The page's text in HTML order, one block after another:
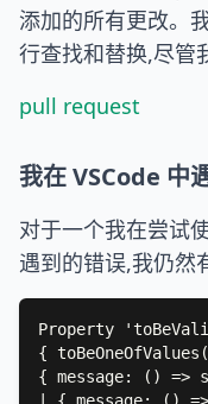
添加的所有更改。
行查找和替换,尽管
pull request
我在 VSCode 中
对于一个我在尝试
遇到的错误,我仍然